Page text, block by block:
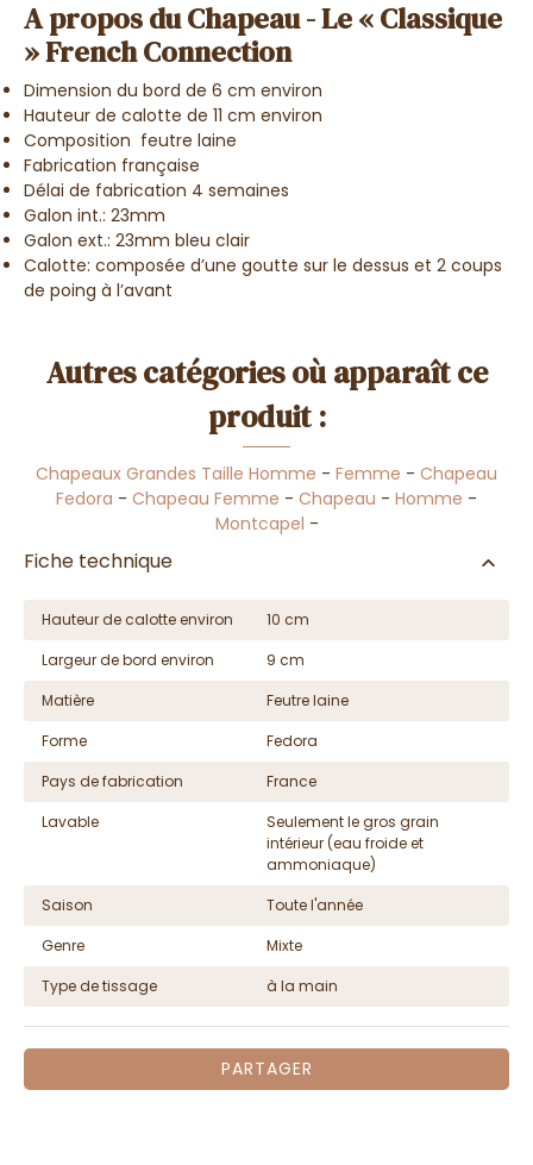
A propos du Chapeau - Le « Classique
» French Connection
Dimension du bord de 6 cm environ
Hauteur de calotte de 11 cm environ
Composition feutre laine
Fabrication française
Délai de fabrication 4 semaines
Galon int.: 23mm
Galon ext.: 23mm bleu clair
Calotte: composée d’une goutte sur le dessus et 2 coups
de poing à l’avant
Autres catégories où apparaît ce
produit :
Chapeaux Grandes Taille Homme - Femme - Chapeau
Fedora - Chapeau Femme - Chapeau - Homme -
Montcapel -
Fiche technique
Hauteur de calotte environ
10 cm
Largeur de bord environ
9 cm
Matière
Feutre laine
Forme
Fedora
Pays de fabrication
France
Lavable
Seulement le gros grain
intérieur (eau froide et
ammoniaque)
Saison
Toute l'année
Genre
Mixte
Type de tissage
à la main
PARTAGER